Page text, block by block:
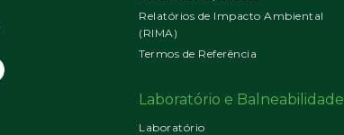
Relatórios de Impacto Ambiental
(RIMA)
Termos de Referência
Laboratório e Balneabilidade
Laboratório